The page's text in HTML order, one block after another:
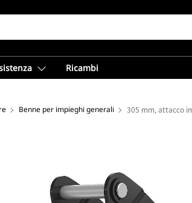
Ricambi
Benne per impieghi generali 305 mm, attacco